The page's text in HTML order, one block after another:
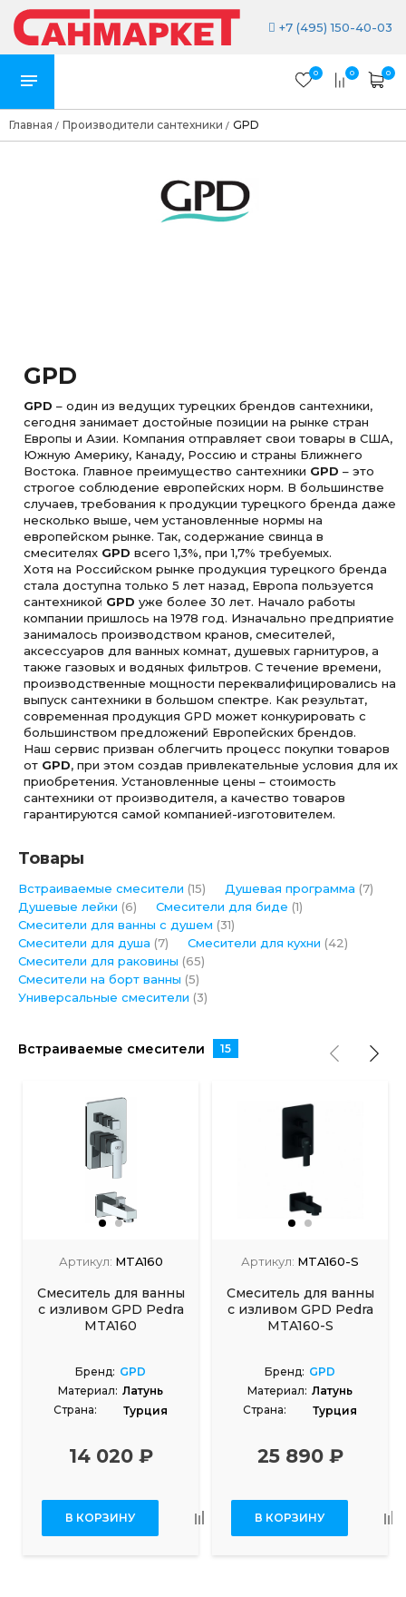
+7 (495) 150-40-03
0 0 0
Главная / Производители сантехники / GPD
GPD
GPD– один из ведущих турецких брендов сантехники,
сегодня занимает достойные позиции на рынке стран
Европы и Азии. Компания отправляет свои товары в США,
Южную Америку, Канаду, Россию и страны Ближнего
Востока. Главное преимущество сантехники GPD– это
строгое соблюдение европейских норм. В большинстве
случаев, требования к продукции турецкого бренда даже
несколько выше, чем установленные нормы на
европейском рынке. Так, содержание свинца в
смесителях GPDвсего 1,3%, при 1,7% требуемых.
Хотя на Российском рынке продукция турецкого бренда
стала доступна только 5 лет назад, Европа пользуется
сантехникой GPDуже более 30 лет. Начало работы
компании пришлось на 1978 год. Изначально предприятие
занималось производством кранов, смесителей,
аксессуаров для ванных комнат, душевых гарнитуров, а
также газовых и водяных фильтров. С течение времени,
производственные мощности переквалифицировались на
выпуск сантехники в большом спектре. Как результат,
современная продукция GPD может конкурировать с
большинством предложений Европейских брендов.
Наш сервис призван облегчить процесс покупки товаров
от GPD, при этом создав привлекательные условия для их
приобретения. Установленные цены – стоимость
сантехники от производителя, а качество товаров
гарантируются самой компанией-изготовителем.
Товары
Встраиваемые смесители (15) Душевая программа (7)
Душевые лейки (6) Смесители для биде (1)
Смесители для ванны с душем (31)
Смесители для душа (7) Смесители для кухни (42)
Смесители для раковины (65)
Смесители на борт ванны (5)
Универсальные смесители (3)
Встраиваемые смесители 15
Артикул: MTA160
Смеситель для ванны
с изливом GPD Pedra
MTA160
Бренд: GPD
Материал: Латунь
Страна:
Турция
14 020 ₽
В КОРЗИНУ
Артикул: MTA160-S
Смеситель для ванны
с изливом GPD Pedra
MTA160-S
Бренд: GPD
Материал: Латунь
Страна:
Турция
25 890 ₽
В КОРЗИНУ